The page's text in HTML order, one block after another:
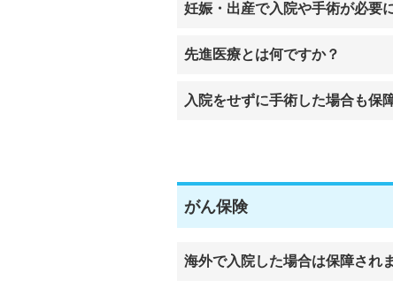
妊娠・出産で入院や手術が必要
先進医療とは何ですか？
入院をせずに手術した場合も保
がん保険
海外で入院した場合は保障され